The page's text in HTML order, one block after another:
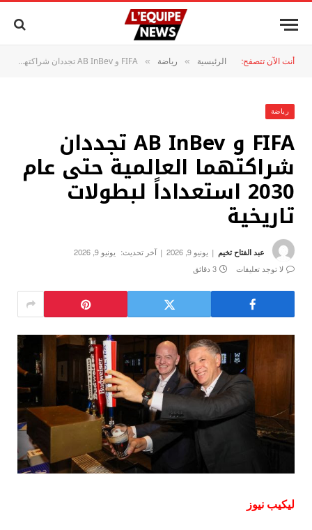
أنت الآن تتصفح: الرئيسية » رياضة » FIFA و AB InBev تجددان شراكتهما العالمية حتى عام 2030 استعداداً لبطولات تاريخية
رياضة
FIFA و AB InBev تجددان
شراكتهما العالمية حتى عام
2030 استعداداً لبطولات
تاريخية
عبد الفتاح تخيم يونيو 9, 2026 آخر تحديث: يونيو 9, 2026
لا توجد تعليقات
3 دقائق
ليكيب نيوز